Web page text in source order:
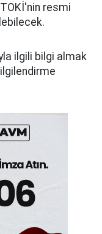
resmi
ilgili bilgi almak